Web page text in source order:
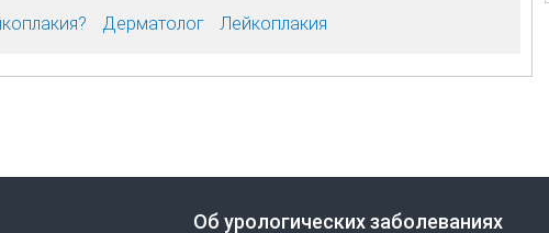
Дерматолог Лейкоплакия
Об урологических заболеваниях